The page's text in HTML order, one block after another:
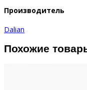
Производитель
Dalian
Похожие